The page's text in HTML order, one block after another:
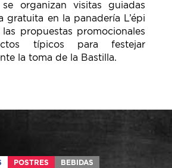
se organizan visitas guiadas
gratuita en la panadería L’épi
propuestas promocionales
típicos para festejar
la toma de la Bastilla.
POSTRES BEBIDAS